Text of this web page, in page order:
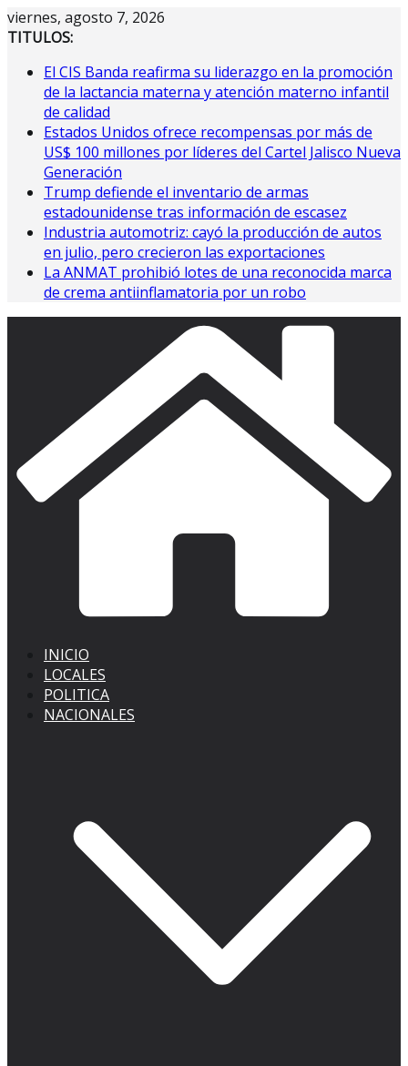
Saltar
al
viernes, agosto 7, 2026
TITULOS:
El CIS Banda reafirma su liderazgo en la promoción
de la lactancia materna y atención materno infantil
de calidad
Estados Unidos ofrece recompensas por más de
US$ 100 millones por líderes del Cartel Jalisco Nueva
Generación
Trump defiende el inventario de armas
estadounidense tras información de escasez
Industria automotriz: cayó la producción de autos
en julio, pero crecieron las exportaciones
La ANMAT prohibió lotes de una reconocida marca
de crema antiinflamatoria por un robo
INICIO
LOCALES
POLITICA
NACIONALES